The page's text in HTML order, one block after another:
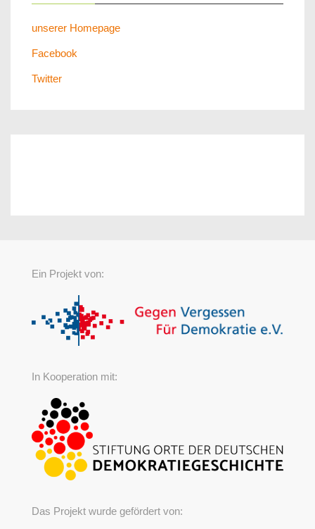
unserer Homepage
Facebook
Twitter
Ein Projekt von:
In Kooperation mit:
Das Projekt wurde gefördert von: